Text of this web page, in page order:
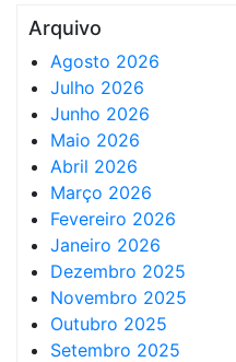
Arquivo
Agosto 2026
Julho 2026
Junho 2026
Maio 2026
Abril 2026
Março 2026
Fevereiro 2026
Janeiro 2026
Dezembro 2025
Novembro 2025
Outubro 2025
Setembro 2025